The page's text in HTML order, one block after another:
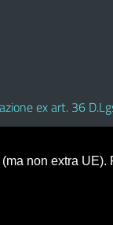
ex art. 36
non extra